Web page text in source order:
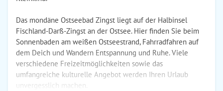
Das mondäne Ostseebad Zingst liegt auf der Halbinsel
Fischland-Darß-Zingst an der Ostsee. Hier finden Sie beim
Sonnenbaden am weißen Ostseestrand, Fahrradfahren auf
dem Deich und Wandern Entspannung und Ruhe. Viele
verschiedene Freizeitmöglichkeiten sowie das
umfangreiche kulturelle Angebot werden Ihren Urlaub
unvergesslich machen.